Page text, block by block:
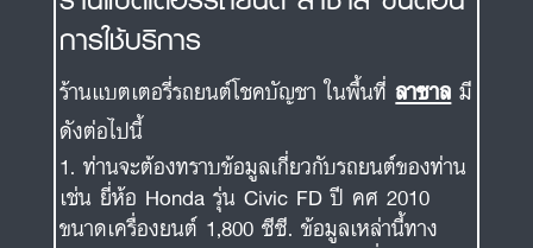
เช่น ยี่ห้อ Honda รุ่น Civic FD ปี คศ 2010
ขนาดเครื่องยนต์ 1,800 ซีซี. ข้อมูลเหล่านี้ทาง
Call-Center ของเราจะสอบถามท่านเพื่อการ
แนะนำ แบตเตอรี่รถยนต์ที่ตรงรุ่นสำหรับรถท่านให้
มากที่สุด
ทาง Call-Center จะดำเนินการเสนอรุ่น
แบตเตอรี่ต่างๆตามชนิดของการดูแลรักษา